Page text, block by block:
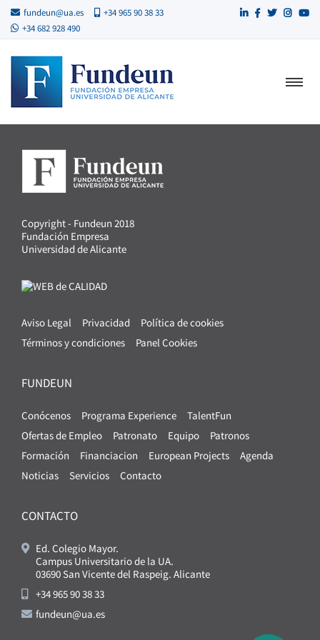
fundeun@ua.es
+34 965 90 38 33
+34 682 928 490
Copyright - Fundeun 2018
Fundación Empresa
Universidad de Alicante
Aviso Legal Privacidad
Política de cookies
Términos y condiciones
Panel Cookies
FUNDEUN
Conócenos Programa Experience
TalentFun
Ofertas de Empleo
Patronato Equipo
Patronos
Formación
Financiacion European Projects
Agenda
Noticias
Servicios Contacto
CONTACTO
Ed. Colegio Mayor.
Campus Universitario de la UA.
03690 San Vicente del Raspeig. Alicante
+34 965 90 38 33
fundeun@ua.es